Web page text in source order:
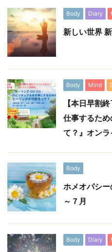
Body Diary
新しい世界
Body Mind
【本日早割
仕事するた
て？』オン
Body
ホメオパシ
～７月
Body Diary